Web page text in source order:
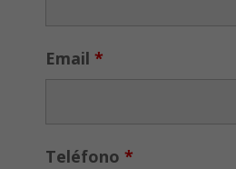
Email *
Teléfono *